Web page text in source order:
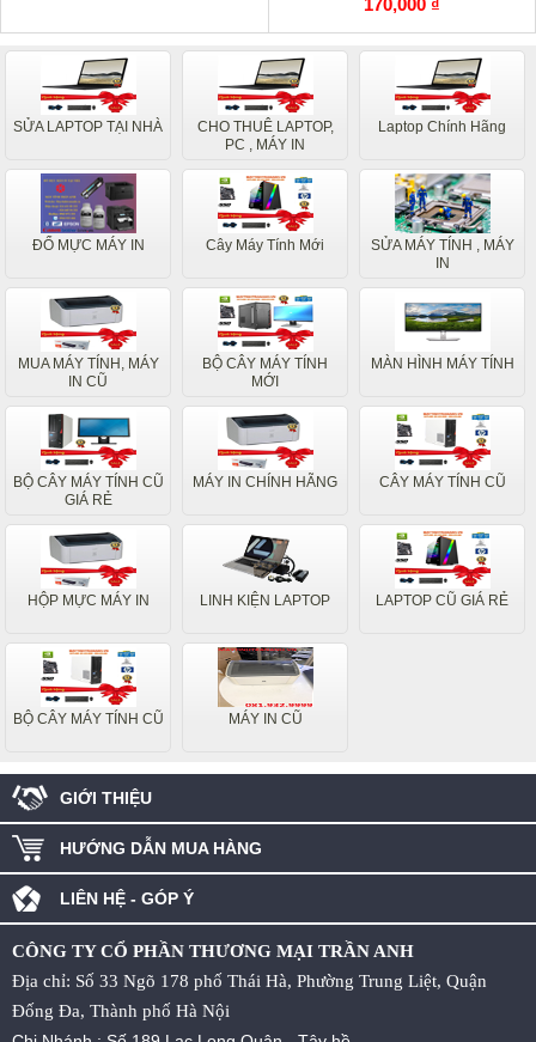
170,000 ₫
SỬA LAPTOP TẠI NHÀ
CHO THUÊ LAPTOP,
PC , MÁY IN
Laptop Chính Hãng
ĐỔ MỰC MÁY IN Cây Máy Tính Mới
SỬA MÁY TÍNH , MÁY
IN
MUA MÁY TÍNH, MÁY
IN CŨ
BỘ CÂY MÁY TÍNH
MỚI
MÀN HÌNH MÁY TÍNH
BỘ CÂY MÁY TÍNH CŨ
GIÁ RẺ
MÁY IN CHÍNH HÃNG CÂY MÁY TÍNH CŨ
HỘP MỰC MÁY IN LINH KIỆN LAPTOP LAPTOP CŨ GIÁ RẺ
BỘ CÂY MÁY TÍNH CŨ MÁY IN CŨ
GIỚI THIỆU
HƯỚNG DẪN MUA HÀNG
LIÊN HỆ - GÓP Ý
CÔNG TY CỔ PHẦN THƯƠNG MẠI TRẦN ANH
Địa chỉ: Số 33 Ngõ 178 phố Thái Hà, Phường Trung Liệt, Quận
Đống Đa, Thành phố Hà Nội